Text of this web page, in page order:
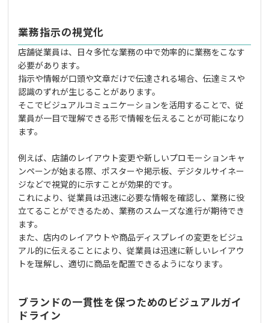
業務指示の視覚化
店舗従業員は、日々多忙な業務の中で効率的に業務をこなす
必要があります。
指示や情報が口頭や文章だけで伝達される場合、伝達ミスや
認識のずれが生じることがあります。
そこでビジュアルコミュニケーションを活用することで、従
業員が一目で理解できる形で情報を伝えることが可能になり
ます。
例えば、店舗のレイアウト変更や新しいプロモーションキャ
ンペーンが始まる際、ポスターや掲示板、デジタルサイネー
ジなどで視覚的に示すことが効果的です。
これにより、従業員は迅速に必要な情報を確認し、業務に役
立てることができるため、業務のスムーズな進行が期待でき
ます。
また、店内のレイアウトや商品ディスプレイの変更をビジュ
アル的に伝えることにより、従業員は迅速に新しいレイアウ
トを理解し、適切に商品を配置できるようになります。
ブランドの一貫性を保つためのビジュアルガイ
ドライン